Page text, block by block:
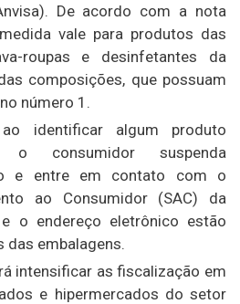
De acordo com a nota
vale para produtos das
roupas e desinfetantes da
composições, que possuam
número 1.
ao identificar algum produto
o consumidor suspenda
e entre em contato com o
ao Consumidor (SAC) da
o endereço eletrônico estão
das embalagens.
intensificar as fiscalização em
e hipermercados do setor